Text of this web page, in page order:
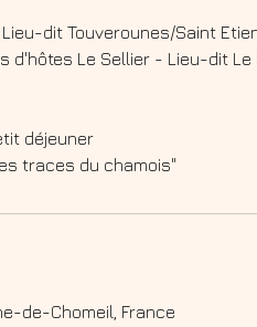
dit Touverounes/Saint
d'hôtes Le Sellier - Lieu-dit
déjeuner
de-Chomeil, France